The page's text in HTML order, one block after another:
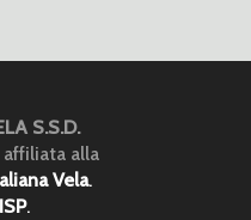
S.S.D.
alla
Vela.
.